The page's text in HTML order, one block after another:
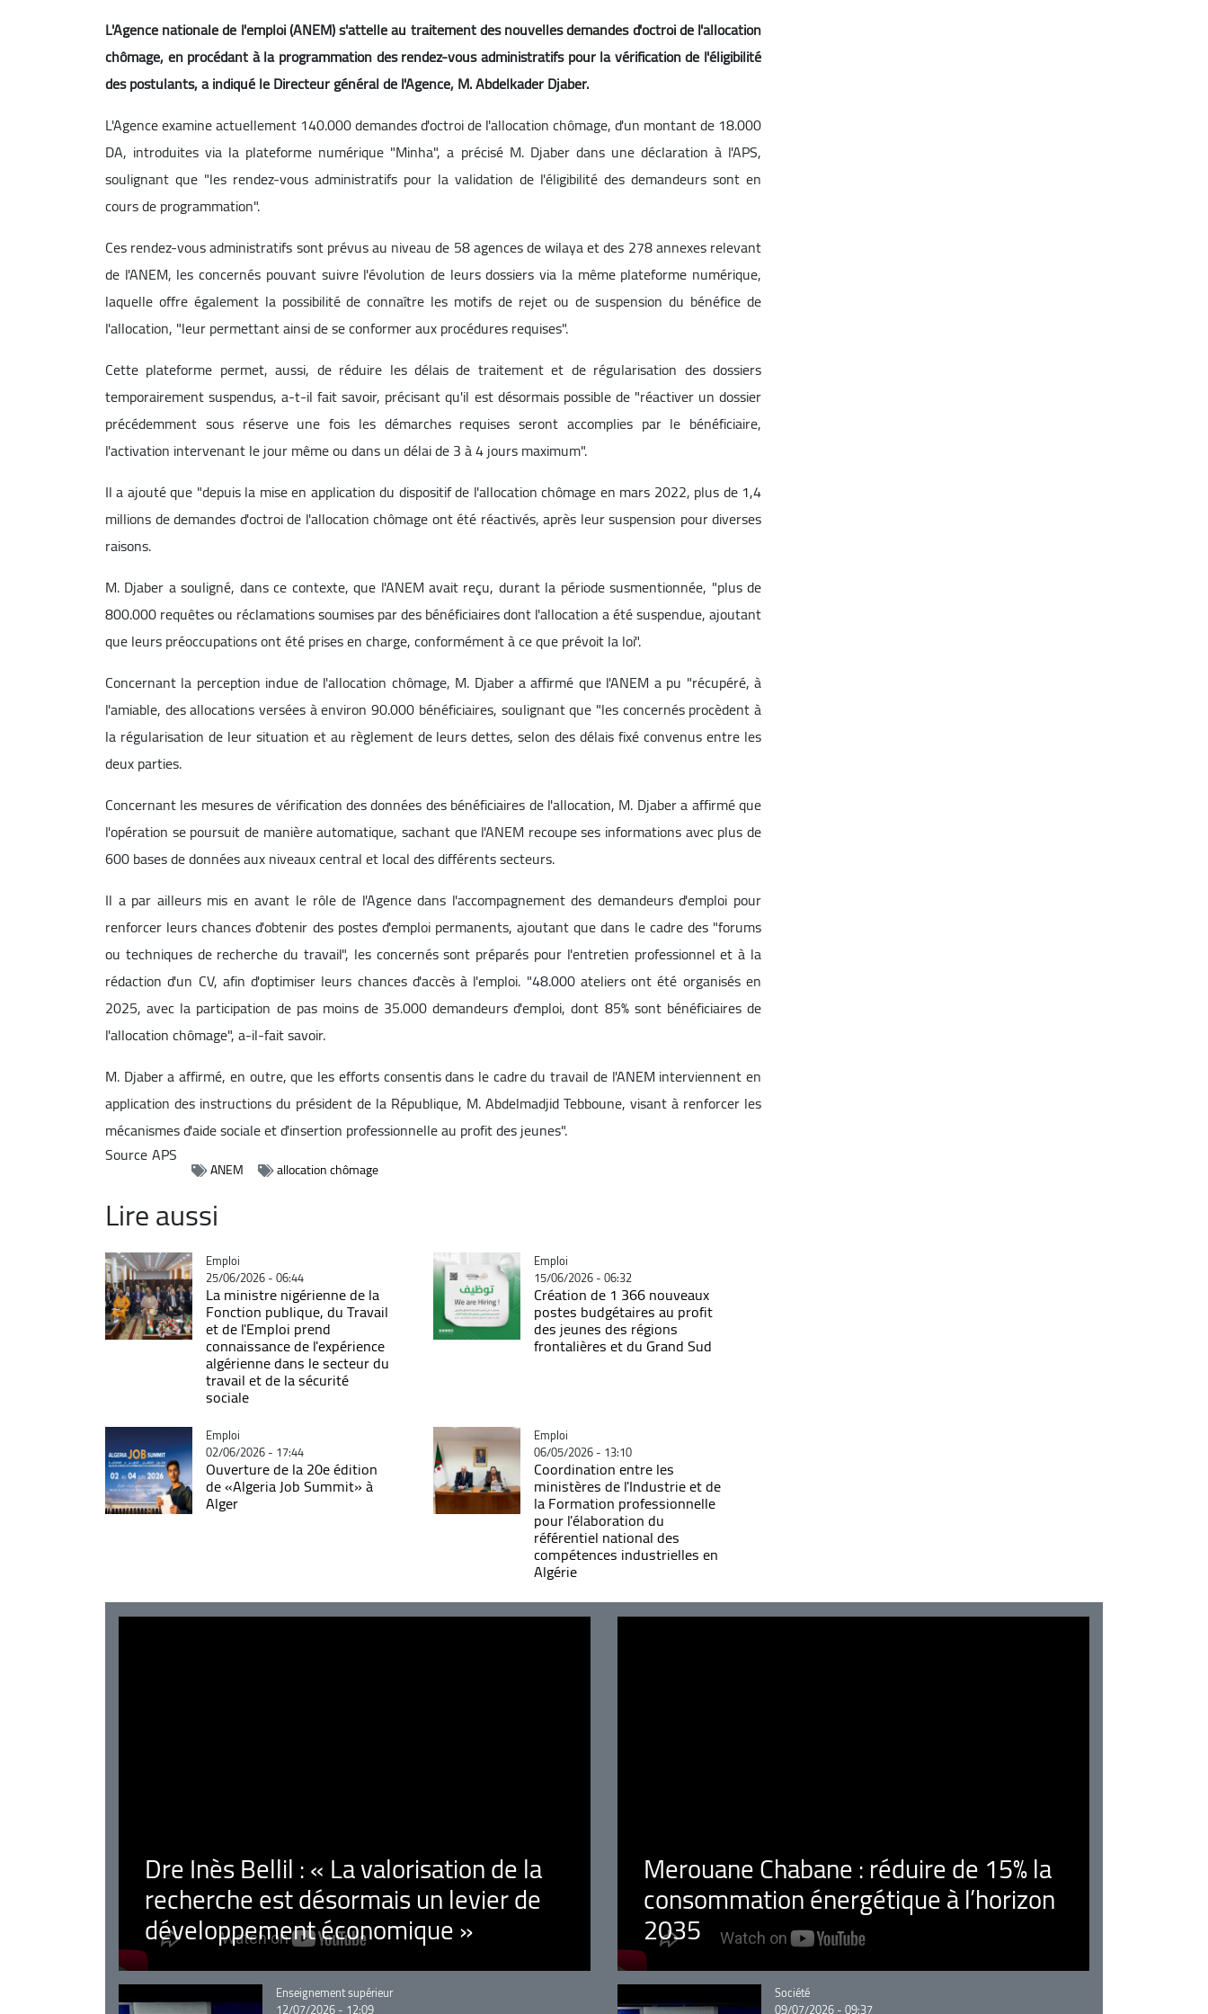
L'Agence nationale de l'emploi (ANEM) s'attelle au traitement des nouvelles demandes d'octroi de l'allocation
chômage, en procédant à la programmation des rendez-vous administratifs pour la vérification de l'éligibilité
des postulants, a indiqué le Directeur général de l'Agence, M. Abdelkader Djaber.
L'Agence examine actuellement 140.000 demandes d'octroi de l'allocation chômage, d'un montant de 18.000
DA, introduites via la plateforme numérique "Minha", a précisé M. Djaber dans une déclaration à l'APS,
soulignant que "les rendez-vous administratifs pour la validation de l'éligibilité des demandeurs sont en
cours de programmation".
Ces rendez-vous administratifs sont prévus au niveau de 58 agences de wilaya et des 278 annexes relevant
de l'ANEM, les concernés pouvant suivre l'évolution de leurs dossiers via la même plateforme numérique,
laquelle offre également la possibilité de connaître les motifs de rejet ou de suspension du bénéfice de
l'allocation, "leur permettant ainsi de se conformer aux procédures requises".
Cette plateforme permet, aussi, de réduire les délais de traitement et de régularisation des dossiers
temporairement suspendus, a-t-il fait savoir, précisant qu'il est désormais possible de "réactiver un dossier
précédemment sous réserve une fois les démarches requises seront accomplies par le bénéficiaire,
l'activation intervenant le jour même ou dans un délai de 3 à 4 jours maximum".
Il a ajouté que "depuis la mise en application du dispositif de l'allocation chômage en mars 2022, plus de 1,4
millions de demandes d'octroi de l'allocation chômage ont été réactivés, après leur suspension pour diverses
raisons.
M. Djaber a souligné, dans ce contexte, que l'ANEM avait reçu, durant la période susmentionnée, "plus de
800.000 requêtes ou réclamations soumises par des bénéficiaires dont l'allocation a été suspendue, ajoutant
que leurs préoccupations ont été prises en charge, conformément à ce que prévoit la loi".
Concernant la perception indue de l'allocation chômage, M. Djaber a affirmé que l'ANEM a pu "récupéré, à
l'amiable, des allocations versées à environ 90.000 bénéficiaires, soulignant que "les concernés procèdent à
la régularisation de leur situation et au règlement de leurs dettes, selon des délais fixé convenus entre les
deux parties.
Concernant les mesures de vérification des données des bénéficiaires de l'allocation, M. Djaber a affirmé que
l'opération se poursuit de manière automatique, sachant que l'ANEM recoupe ses informations avec plus de
600 bases de données aux niveaux central et local des différents secteurs.
Il a par ailleurs mis en avant le rôle de l'Agence dans l'accompagnement des demandeurs d'emploi pour
renforcer leurs chances d'obtenir des postes d'emploi permanents, ajoutant que dans le cadre des "forums
ou techniques de recherche du travail", les concernés sont préparés pour l'entretien professionnel et à la
rédaction d'un CV, afin d'optimiser leurs chances d'accès à l'emploi. "48.000 ateliers ont été organisés en
2025, avec la participation de pas moins de 35.000 demandeurs d'emploi, dont 85% sont bénéficiaires de
l'allocation chômage", a-il-fait savoir.
M. Djaber a affirmé, en outre, que les efforts consentis dans le cadre du travail de l'ANEM interviennent en
application des instructions du président de la République, M. Abdelmadjid Tebboune, visant à renforcer les
mécanismes d'aide sociale et d'insertion professionnelle au profit des jeunes".
SourceAPS
ANEM allocation chômage
Lire aussi
Catégorie
Emploi
25/06/2026 - 06:44
La ministre nigérienne de la
Fonction publique, du Travail
et de l'Emploi prend
connaissance de l'expérience
algérienne dans le secteur du
travail et de la sécurité
sociale
Catégorie
Emploi
15/06/2026 - 06:32
Création de 1 366 nouveaux
postes budgétaires au profit
des jeunes des régions
frontalières et du Grand Sud
Catégorie
Emploi
02/06/2026 - 17:44
Ouverture de la 20e édition
de «Algeria Job Summit» à
Alger
Catégorie
Emploi
06/05/2026 - 13:10
Coordination entre les
ministères de l'Industrie et de
la Formation professionnelle
pour l'élaboration du
référentiel national des
compétences industrielles en
Algérie
Dre Inès Bellil : « La valorisation de la
recherche est désormais un levier de
développement économique »
Merouane Chabane : réduire de 15% la
consommation énergétique à l’horizon
2035
Catégorie
Enseignement supérieur
12/07/2026 - 12:09
Catégorie
Société
09/07/2026 - 09:37